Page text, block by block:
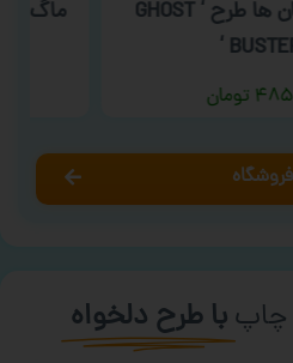
ماگ ابرقهرمان ها طرح ‘ GHOST
تومان
ماگ روز
چاپ با طرح دلخواه